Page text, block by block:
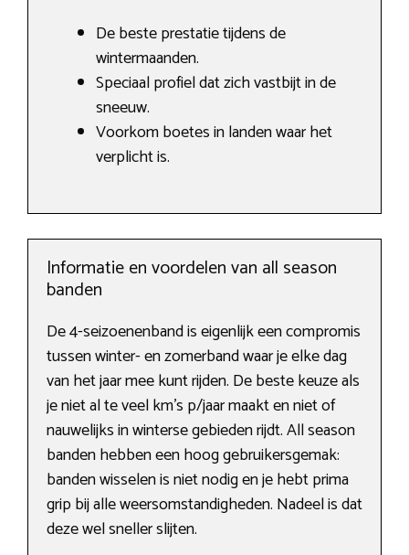
De beste prestatie tijdens de
wintermaanden.
Speciaal profiel dat zich vastbijt in de
sneeuw.
Voorkom boetes in landen waar het
verplicht is.
Informatie en voordelen van all season
banden
De 4-seizoenenband is eigenlijk een compromis
tussen winter- en zomerband waar je elke dag
van het jaar mee kunt rijden. De beste keuze als
je niet al te veel km’s p/jaar maakt en niet of
nauwelijks in winterse gebieden rijdt. All season
banden hebben een hoog gebruikersgemak:
banden wisselen is niet nodig en je hebt prima
grip bij alle weersomstandigheden. Nadeel is dat
deze wel sneller slijten.